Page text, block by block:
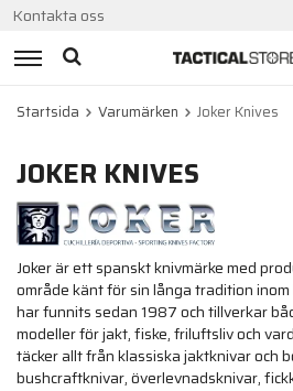
Kontakta oss
Startsida Varumärken Joker Knives
JOKER KNIVES
Joker är ett spanskt knivmärke med
område känt för sin långa tradition
har funnits sedan 1987 och tillverkar
modeller för jakt, fiske, friluftsliv och
täcker allt från klassiska jaktknivar och
bushcraftknivar, överlevnadsknivar,